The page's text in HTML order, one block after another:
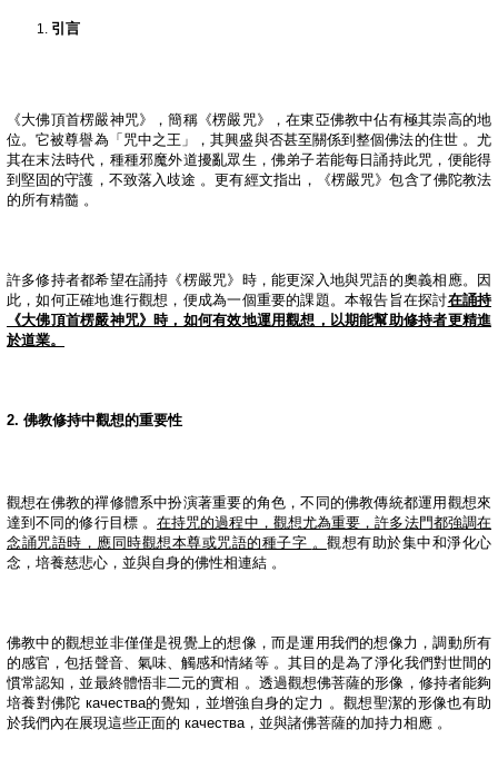
引言
《大佛頂首楞嚴神咒》，簡稱《楞嚴咒》，在東亞佛教中佔有極其崇高的地
位。它被尊譽為「咒中之王」，其興盛與否甚至關係到整個佛法的住世 。尤
其在末法時代，種種邪魔外道擾亂眾生，佛弟子若能每日誦持此咒，便能得
到堅固的守護，不致落入歧途 。更有經文指出，《楞嚴咒》包含了佛陀教法
的所有精髓 。
許多修持者都希望在誦持《楞嚴咒》時，能更深入地與咒語的奧義相應。因
此，如何正確地進行觀想，便成為一個重要的課題。本報告旨在探討在誦持
《大佛頂首楞嚴神咒》時，如何有效地運用觀想，以期能幫助修持者更精進
於道業。
2. 佛教修持中觀想的重要性
觀想在佛教的禪修體系中扮演著重要的角色，不同的佛教傳統都運用觀想來
達到不同的修行目標 。在持咒的過程中，觀想尤為重要，許多法門都強調在
念誦咒語時，應同時觀想本尊或咒語的種子字 。 觀想有助於集中和淨化心
念，培養慈悲心，並與自身的佛性相連結 。
佛教中的觀想並非僅僅是視覺上的想像，而是運用我們的想像力，調動所有
的感官，包括聲音、氣味、觸感和情緒等 。其目的是為了淨化我們對世間的
慣常認知，並最終體悟非二元的實相 。透過觀想佛菩薩的形像，修持者能夠
培養對佛陀 качества的覺知，並增強自身的定力 。觀想聖潔的形像也有助
於我們內在展現這些正面的 качества ，並與諸佛菩薩的加持力相應 。